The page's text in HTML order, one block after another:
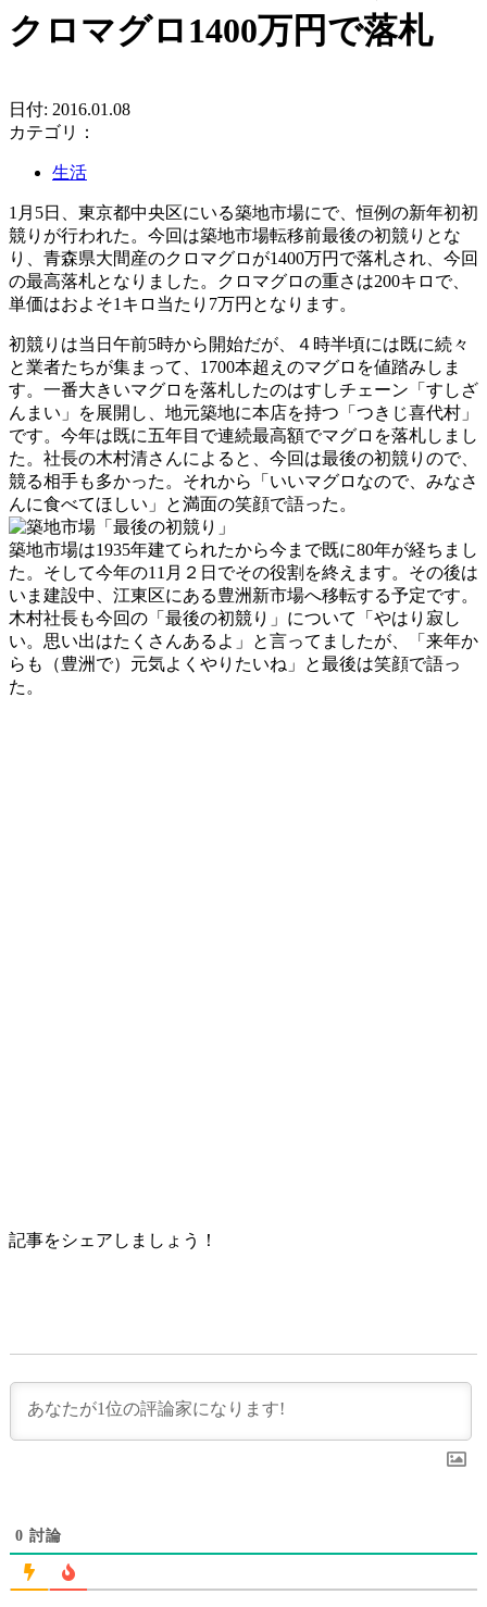
クロマグロ1400万円で落札
日付: 2016.01.08
カテゴリ：
生活
1月5日、東京都中央区にいる築地市場にで、恒例の新年初初
競りが行われた。今回は築地市場転移前最後の初競りとな
り、青森県大間産のクロマグロが1400万円で落札され、今回
の最高落札となりました。クロマグロの重さは200キロで、
単価はおよそ1キロ当たり7万円となります。
初競りは当日午前5時から開始だが、４時半頃には既に続々
と業者たちが集まって、1700本超えのマグロを値踏みしま
す。一番大きいマグロを落札したのはすしチェーン「すしざ
んまい」を展開し、地元築地に本店を持つ「つきじ喜代村」
です。今年は既に五年目で連続最高額でマグロを落札しまし
た。社長の木村清さんによると、今回は最後の初競りので、
競る相手も多かった。それから「いいマグロなので、みなさ
んに食べてほしい」と満面の笑顔で語った。
築地市場は1935年建てられたから今まで既に80年が経ちまし
た。そして今年の11月２日でその役割を終えます。その後は
いま建設中、江東区にある豊洲新市場へ移転する予定です。
木村社長も今回の「最後の初競り」について「やはり寂し
い。思い出はたくさんあるよ」と言ってましたが、「来年か
らも（豊洲で）元気よくやりたいね」と最後は笑顔で語っ
た。
記事をシェアしましょう！
0 討論